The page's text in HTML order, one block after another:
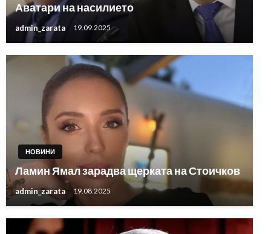
Аватари на насилието
admin_zarata 19.09.2025
НОВИНИ
Ламин Ямал зарадва щерката на Стоичков
admin_zarata 19.08.2025